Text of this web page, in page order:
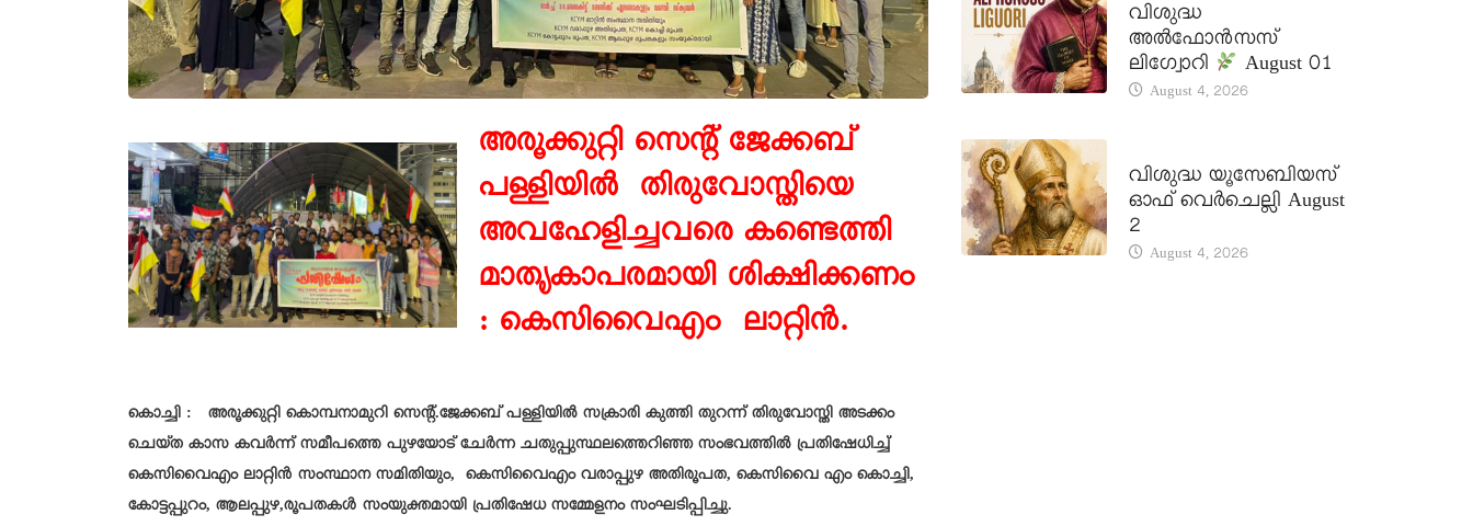
അരൂക്കുറ്റി സെൻ്റ് ജേക്കബ്
പള്ളിയിൽ തിരുവോസ്തിയെ
അവഹേളിച്ചവരെ കണ്ടെത്തി
മാതൃകാപരമായി ശിക്ഷിക്കണം
: കെസിവൈഎം ലാറ്റിൻ.
കൊച്ചി : അരൂക്കുറ്റി കൊമ്പനാമുറി സെൻ്റ്.ജേക്കബ് പള്ളിയിൽ സക്രാരി കുത്തി തുറന്ന് തിരുവോസ്തി അടക്കം
ചെയ്ത കാസ കവർന്ന് സമീപത്തെ പുഴയോട് ചേർന്ന ചതുപ്പുസ്ഥലത്തെറിഞ്ഞ സംഭവത്തിൽ പ്രതിഷേധിച്ച്
കെസിവൈഎം ലാറ്റിൻ സംസ്ഥാന സമിതിയും, കെസിവൈഎം വരാപ്പുഴ അതിരൂപത, കെസിവൈ എം കൊച്ചി,
കോട്ടപ്പുറം, ആലപ്പുഴ,രൂപതകൾ സംയുക്തമായി പ്രതിഷേധ സമ്മേളനം സംഘടിപ്പിച്ചു.
വിശുദ്ധ
അൽഫോൻസസ്
ലിഗ്വോറി
August 01
August 4, 2026
വിശുദ്ധ യൂസേബിയസ്
ഓഫ് വെർചെല്ലി August
2
August 4, 2026